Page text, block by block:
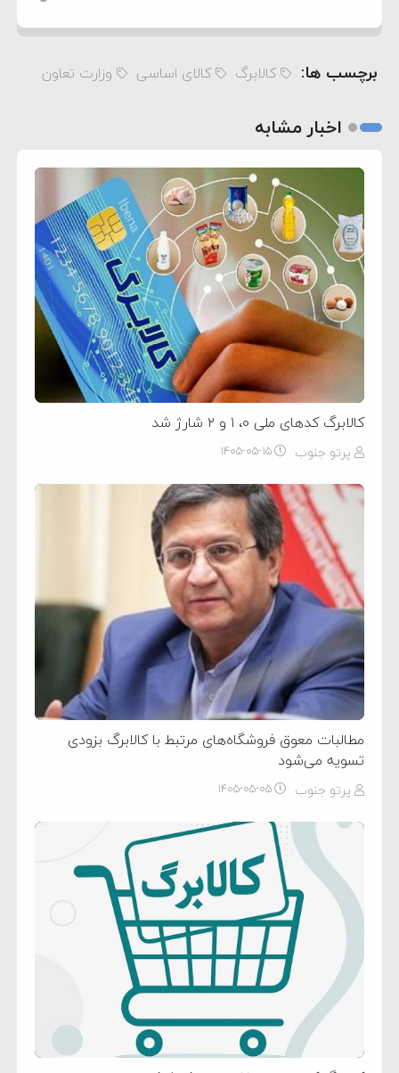
برچسب ها: کالابرگ کالای اساسی وزارت تعاون
اخبار مشابه
کالابرگ کدهای ملی ۰، ۱ و ۲ شارژ شد
پرتو جنوب ۱۴۰۵-۰۵-۱۵
مطالبات معوق فروشگاه‌های مرتبط با کالابرگ بزودی
تسویه می‌شود
پرتو جنوب ۱۴۰۵-۰۵-۰۵